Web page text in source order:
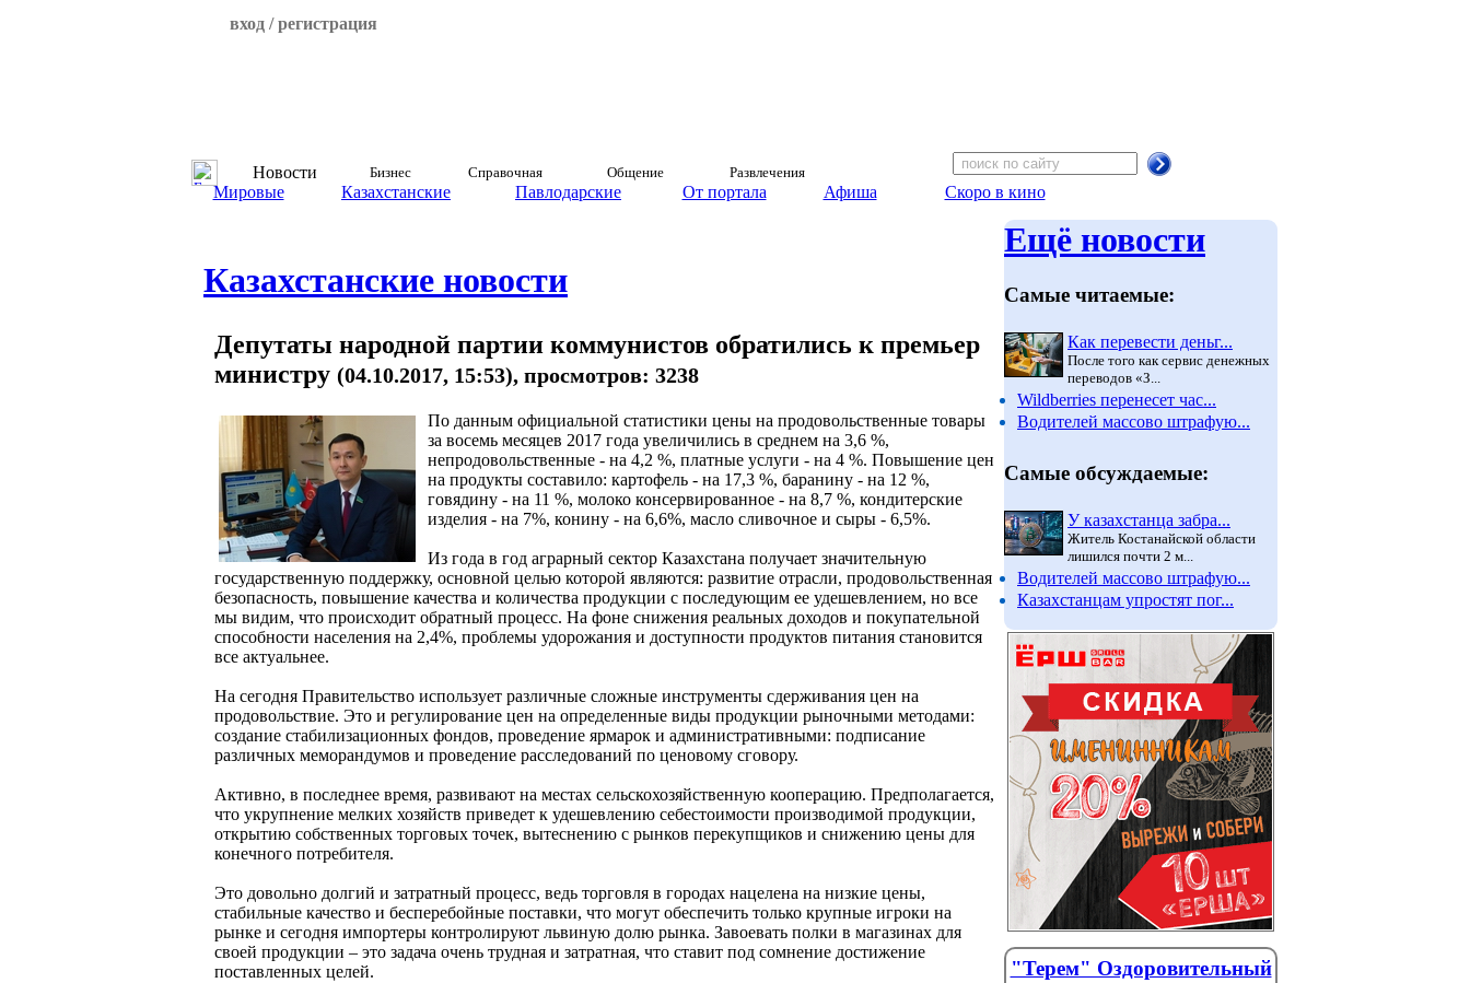
вход / регистрация
Новости Бизнес Справочная Общение Развлечения
Мировые Казахстанские Павлодарские От портала Афиша Скоро в кино
Казахстанские новости
Депутаты народной партии коммунистов обратились к премьер
министру (04.10.2017, 15:53), просмотров: 3238
По данным официальной статистики цены на продовольственные товары
за восемь месяцев 2017 года увеличились в среднем на 3,6 %,
непродовольственные - на 4,2 %, платные услуги - на 4 %. Повышение цен
на продукты составило: картофель - на 17,3 %, баранину - на 12 %,
говядину - на 11 %, молоко консервированное - на 8,7 %, кондитерские
изделия - на 7%, конину - на 6,6%, масло сливочное и сыры - 6,5%.
Из года в год аграрный сектор Казахстана получает значительную
государственную поддержку, основной целью которой являются: развитие отрасли, продовольственная
безопасность, повышение качества и количества продукции с последующим ее удешевлением, но все
мы видим, что происходит обратный процесс. На фоне снижения реальных доходов и покупательной
способности населения на 2,4%, проблемы удорожания и доступности продуктов питания становится
все актуальнее.
На сегодня Правительство использует различные сложные инструменты сдерживания цен на
продовольствие. Это и регулирование цен на определенные виды продукции рыночными методами:
создание стабилизационных фондов, проведение ярмарок и административными: подписание
различных меморандумов и проведение расследований по ценовому сговору.
Активно, в последнее время, развивают на местах сельскохозяйственную кооперацию. Предполагается,
что укрупнение мелких хозяйств приведет к удешевлению себестоимости производимой продукции,
открытию собственных торговых точек, вытеснению с рынков перекупщиков и снижению цены для
конечного потребителя.
Это довольно долгий и затратный процесс, ведь торговля в городах нацелена на низкие цены,
стабильные качество и бесперебойные поставки, что могут обеспечить только крупные игроки на
рынке и сегодня импортеры контролируют львиную долю рынка. Завоевать полки в магазинах для
своей продукции – это задача очень трудная и затратная, что ставит под сомнение достижение
поставленных целей.
Ещё новости
Самые читаемые:
Как перевести деньг...
После того как сервис денежных
переводов «З...
Wildberries перенесет час...
Водителей массово штрафую...
Самые обсуждаемые:
У казахстанца забра...
Житель Костанайской области
лишился почти 2 м...
Водителей массово штрафую...
Казахстанцам упростят пог...
"Терем" Оздоровительный